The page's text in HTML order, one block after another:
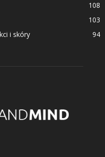
108
103
i skóry
94